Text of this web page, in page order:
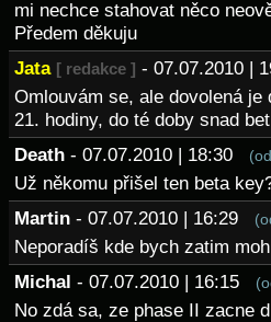
mi nechce stahovat něco
Předem děkuju
Jata [ redakce ] - 07.07.2010 |
Omlouvám se, ale dovolená
21. hodiny, do té doby snad
Death - 07.07.2010 | 18:30
Už někomu přišel ten beta
Martin - 07.07.2010 | 16:29
Neporadíš kde bych zatim
Michal - 07.07.2010 | 16:15
No zdá sa, ze phase II zacne